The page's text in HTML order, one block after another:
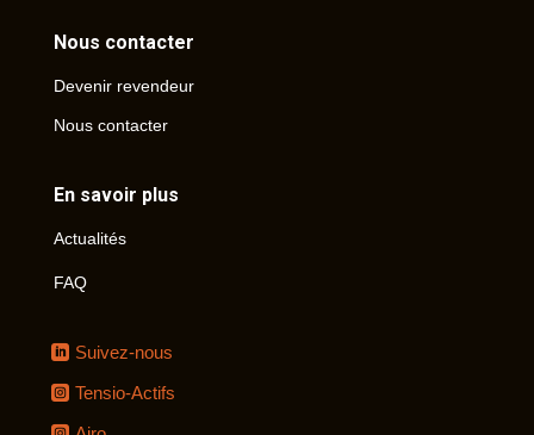
Nous contacter
Devenir revendeur
Nous contacter
En savoir plus
Actualités
FAQ
Suivez-nous
Tensio-Actifs